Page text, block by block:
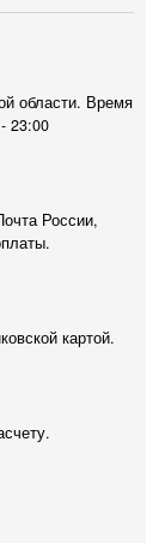
области. Время
23:00
России,
картой.